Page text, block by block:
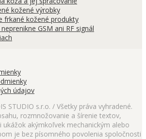
kožené výrobky
frkané kožené produkty
GSM ani RF signál
údajov
STUDIO s.r.o. / Všetky práva vyhradené.
rozmnožovanie a šírenie textov,
akýmkoľvek mechanickým alebo
je bez písomného povolenia spoločnosti